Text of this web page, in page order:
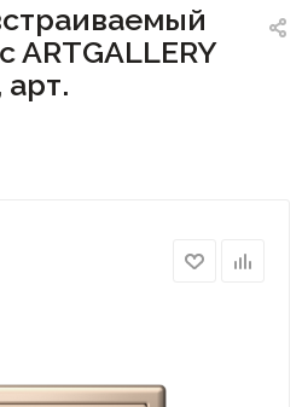
ARTGALLERY